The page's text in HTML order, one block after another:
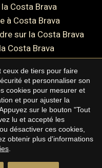
la Costa Brava
à Costa Brava
sur la Costa Brava
Costa Brava
Houses
ceux de tiers pour faire
et personnaliser son
cookies pour mesurer et
et pour ajuster la
sur le bouton "Tout
lu et accepté les
désactiver ces cookies,
obtenir plus d'informations
Tout accepter